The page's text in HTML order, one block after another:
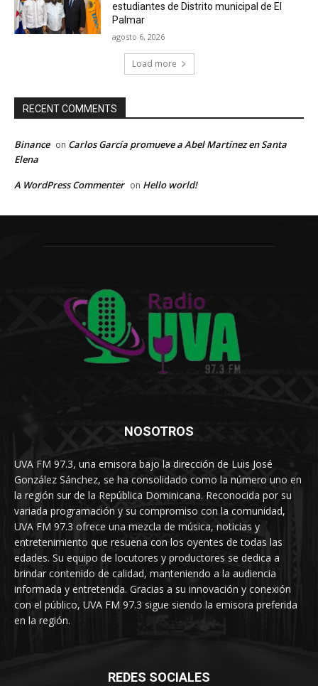
estudiantes de Distrito municipal de El
Palmar
agosto 6, 2026
Load more
RECENT COMMENTS
Binance on Carlos García promueve a Abel Martínez en Santa
Elena
A WordPress Commenter on Hello world!
NOSOTROS
UVA FM 97.3, una emisora bajo la dirección de Luis José
González Sánchez, se ha consolidado como la número uno en
la región sur de la República Dominicana. Reconocida por su
variada programación y su compromiso con la comunidad,
UVA FM 97.3 ofrece una mezcla de música, noticias y
entretenimiento que resuena con los oyentes de todas las
edades. Su equipo de locutores y productores se dedica a
brindar contenido de calidad, manteniendo a la audiencia
informada y entretenida. Gracias a su innovación y conexión
con el público, UVA FM 97.3 sigue siendo la emisora preferida
en la región.
REDES SOCIALES